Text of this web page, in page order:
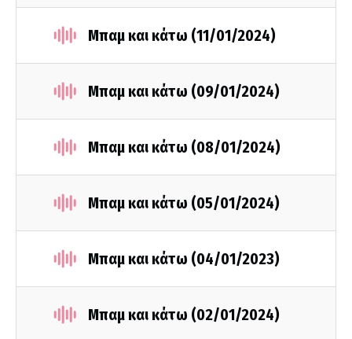
Μπαμ και κάτω (11/01/2024)
Μπαμ και κάτω (09/01/2024)
Μπαμ και κάτω (08/01/2024)
Μπαμ και κάτω (05/01/2024)
Μπαμ και κάτω (04/01/2023)
Μπαμ και κάτω (02/01/2024)